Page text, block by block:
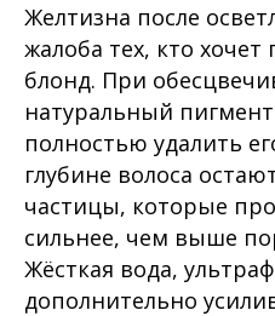
Желтизна после
жалоба тех, кто
блонд. При
натуральный
полностью удалить
глубине волоса
частицы, которые
сильнее, чем выше
Жёсткая вода,
дополнительно